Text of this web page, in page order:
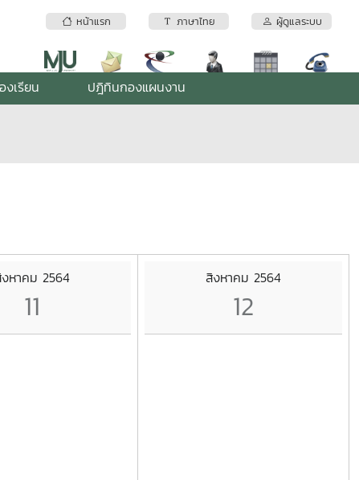
หน้าแรก ภาษาไทย ผู้ดูแลระบบ
งเรียน ปฎิทินกองแผนงาน
หาคม 2564
11
สิงหาคม 2564
12